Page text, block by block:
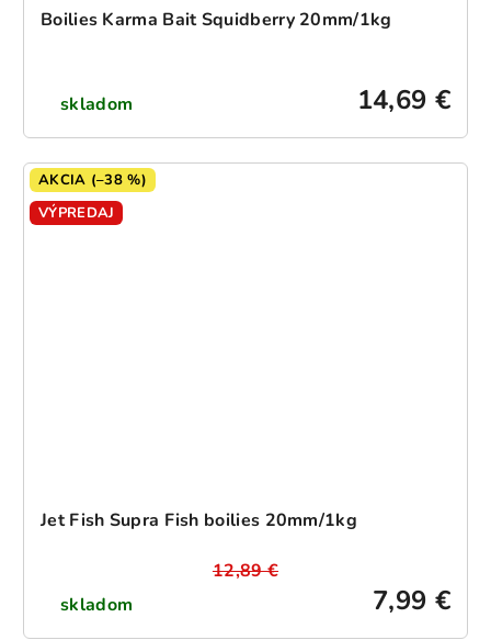
Boilies Karma Bait Squidberry 20mm/1kg
skladom 14,69 €
AKCIA (–38 %)
VÝPREDAJ
Jet Fish Supra Fish boilies 20mm/1kg
skladom 7,99 €
12,89 €